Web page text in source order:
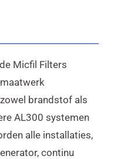
Micfil Filters
brandstof als
AL300 systemen
alle installaties,
continu